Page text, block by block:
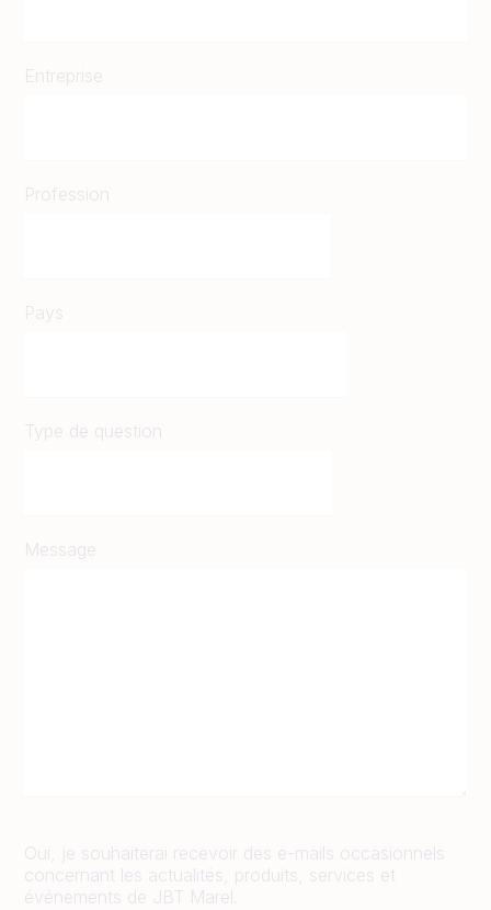
Entreprise
Profession
Pays
Type de question
Message
Oui, je souhaiterai recevoir des e-mails occasionnels
concernant les actualités, produits, services et
événements de JBT Marel.